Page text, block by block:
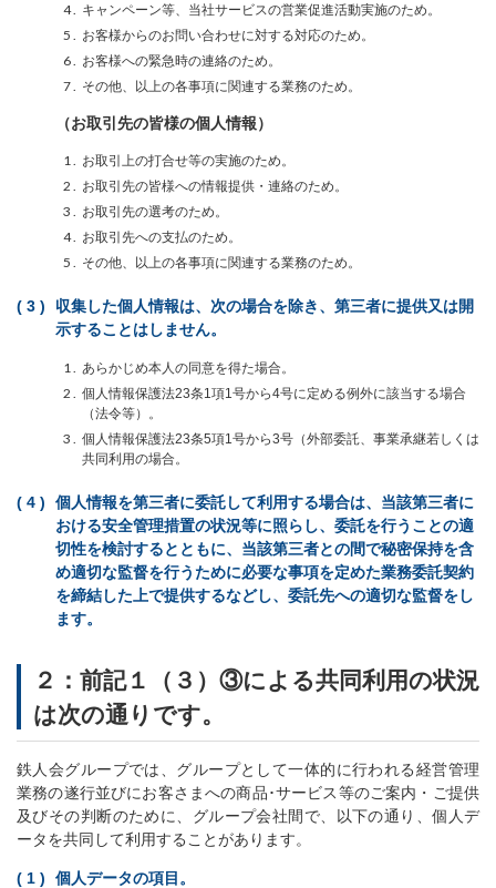
キャンペーン等、当社サービスの営業促進活動実施のため。
お客様からのお問い合わせに対する対応のため。
お客様への緊急時の連絡のため。
その他、以上の各事項に関連する業務のため。
（お取引先の皆様の個人情報）
お取引上の打合せ等の実施のため。
お取引先の皆様への情報提供・連絡のため。
お取引先の選考のため。
お取引先への支払のため。
その他、以上の各事項に関連する業務のため。
収集した個人情報は、次の場合を除き、第三者に提供又は開
示することはしません。
あらかじめ本人の同意を得た場合。
個人情報保護法23条1項1号から4号に定める例外に該当する場合
（法令等）。
個人情報保護法23条5項1号から3号（外部委託、事業承継若しくは
共同利用の場合。
個人情報を第三者に委託して利用する場合は、当該第三者に
おける安全管理措置の状況等に照らし、委託を行うことの適
切性を検討するとともに、当該第三者との間で秘密保持を含
め適切な監督を行うために必要な事項を定めた業務委託契約
を締結した上で提供するなどし、委託先への適切な監督をし
ます。
２：前記１（３）③による共同利用の状況
は次の通りです。
鉄人会グループでは、グループとして一体的に行われる経営管理
業務の遂行並びにお客さまへの商品･サービス等のご案内・ご提供
及びその判断のために、グループ会社間で、以下の通り、個人デ
ータを共同して利用することがあります。
個人データの項目。